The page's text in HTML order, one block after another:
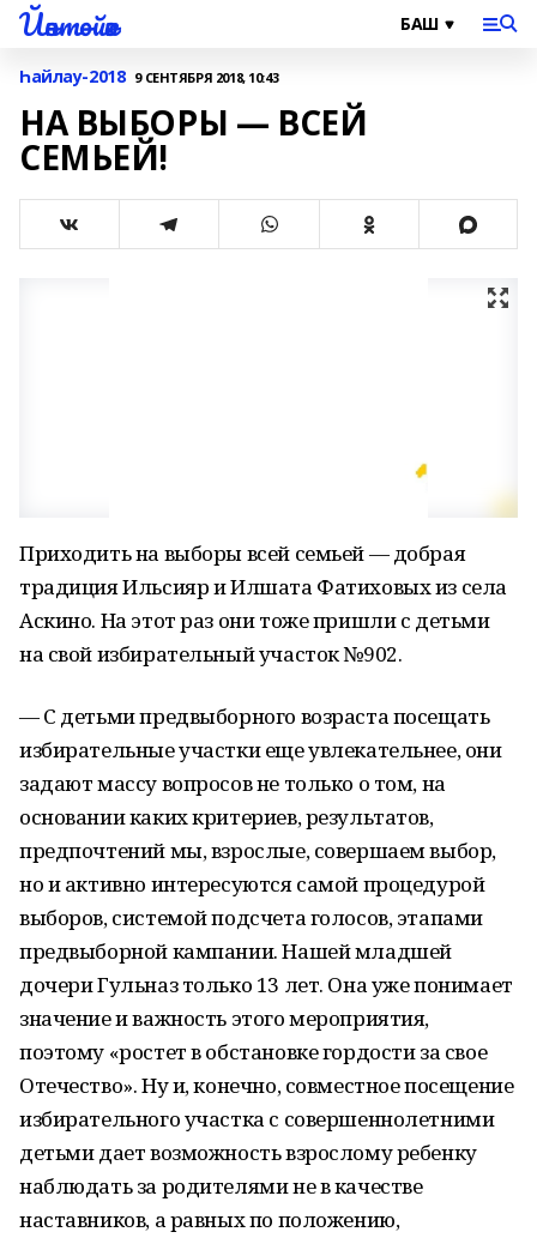
Йәнтөйәк
Һайлау-2018 9 СЕНТЯБРЯ 2018, 10:43
НА ВЫБОРЫ — ВСЕЙ
СЕМЬЕЙ!
Приходить на выборы всей семьей — добрая
традиция Ильсияр и Илшата Фатиховых из села
Аскино. На этот раз они тоже пришли с детьми
на свой избирательный участок №902.
— С детьми предвыборного возраста посещать
избирательные участки еще увлекательнее, они
задают массу вопросов не только о том, на
основании каких критериев, результатов,
предпочтений мы, взрослые, совершаем выбор,
но и активно интересуются самой процедурой
выборов, системой подсчета голосов, этапами
предвыборной кампании. Нашей младшей
дочери Гульназ только 13 лет. Она уже понимает
значение и важность этого мероприятия,
поэтому «ростет в обстановке гордости за свое
Отечество». Ну и, конечно, совместное посещение
избирательного участка с совершеннолетними
детьми дает возможность взрослому ребенку
наблюдать за родителями не в качестве
наставников, а равных по положению,